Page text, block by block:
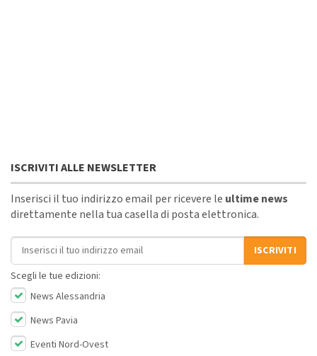
ISCRIVITI ALLE NEWSLETTER
Inserisci il tuo indirizzo email per ricevere le ultime news
direttamente nella tua casella di posta elettronica.
Indirizzo email
ISCRIVITI
Scegli le tue edizioni:
News Alessandria
News Pavia
Eventi Nord-Ovest